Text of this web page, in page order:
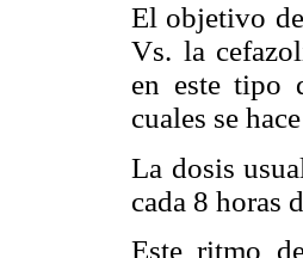
El objetivo
Vs. la
en este tipo
cuales se
La dosis
cada 8 horas
Este ritmo